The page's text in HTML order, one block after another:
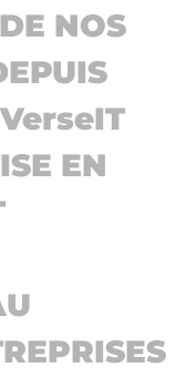
NOS
EN